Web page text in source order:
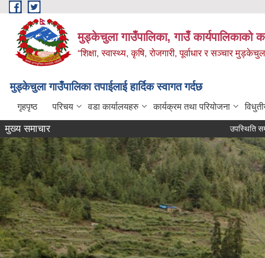
Skip to main content
मुड्केचुला गाउँपालिका, गाउँ कार्यपालिकाको
“शिक्षा, स्वास्थ्य, कृषि, रोजगारी, पूर्वाधार र सञ्चार
मुड्केचुला गाउँपालिका तपाईलाई हार्दिक स्वागत गर्दछ
गृहपृष्ठ परिचय वडा कार्यालयहरु कार्यक्रम तथा परियोजना
मुख्य समाचार उपस्थिति सम्बन्धमा ।